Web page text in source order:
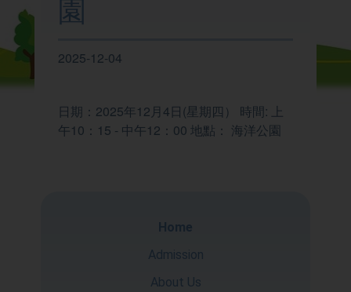
Home-School
Liaison
園
2025-12-04
日期：2025年12月4日(星期四） 時間: 上
午10：15 - 中午12：00 地點： 海洋公園
Home
Admission
About Us